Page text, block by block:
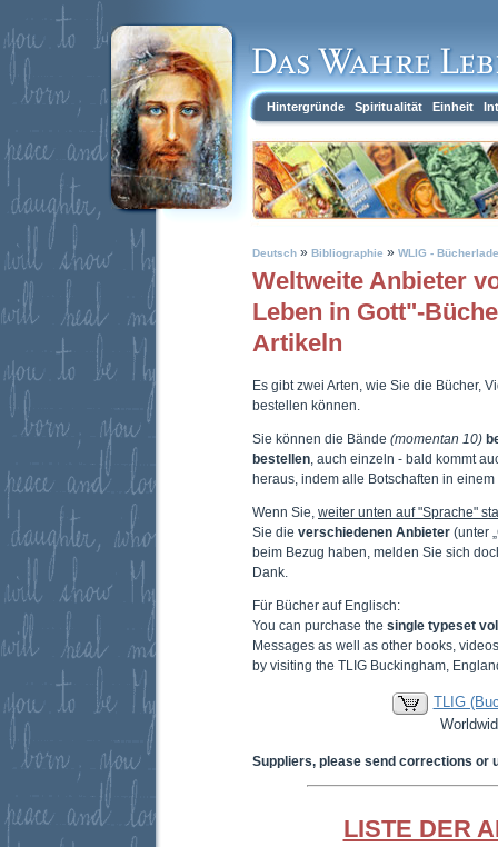
Hintergründe Spiritualität Einheit
Deutsch » Bibliographie » WLIG -
Weltweite Anbieter
Leben in Gott"-
Artikeln
Es gibt zwei Arten, wie Sie die Bücher,
bestellen können.
Sie können die Bände (momentan 10)
bestellen , auch einzeln - bald kommt
heraus, indem alle Botschaften in
Wenn Sie, weiter unten auf "Sprache"
Sie die verschiedenen Anbieter (unter
beim Bezug haben, melden Sie sich
Dank.
Für Bücher auf Englisch:
You can purchase the single typeset
Messages as well as other books,
by visiting the TLIG Buckingham,
TLIG
Suppliers, please send corrections or
LISTE DER